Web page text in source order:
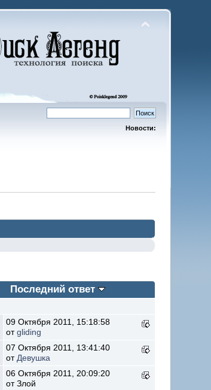
Новости:
Последний ответ
09 Октября 2011, 15:18:58
отgliding
07 Октября 2011, 13:41:40
отДевушка
06 Октября 2011, 20:09:20
от Злой